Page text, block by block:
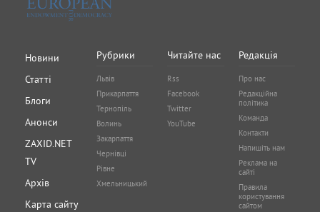
Новини
Статті
Блоги
Анонси
ZAXID.NET
TV
Архів
Карта сайту
Рубрики
Львів
Прикарпаття
Тернопіль
Волинь
Закарпаття
Чернівці
Рівне
Хмельницький
Читайте нас
Rss
Facebook
Twitter
YouTube
Редакція
Про нас
Редакційна
політика
Команда
Контакти
Напишіть нам
Реклама на
сайті
Правила
користування
сайтом